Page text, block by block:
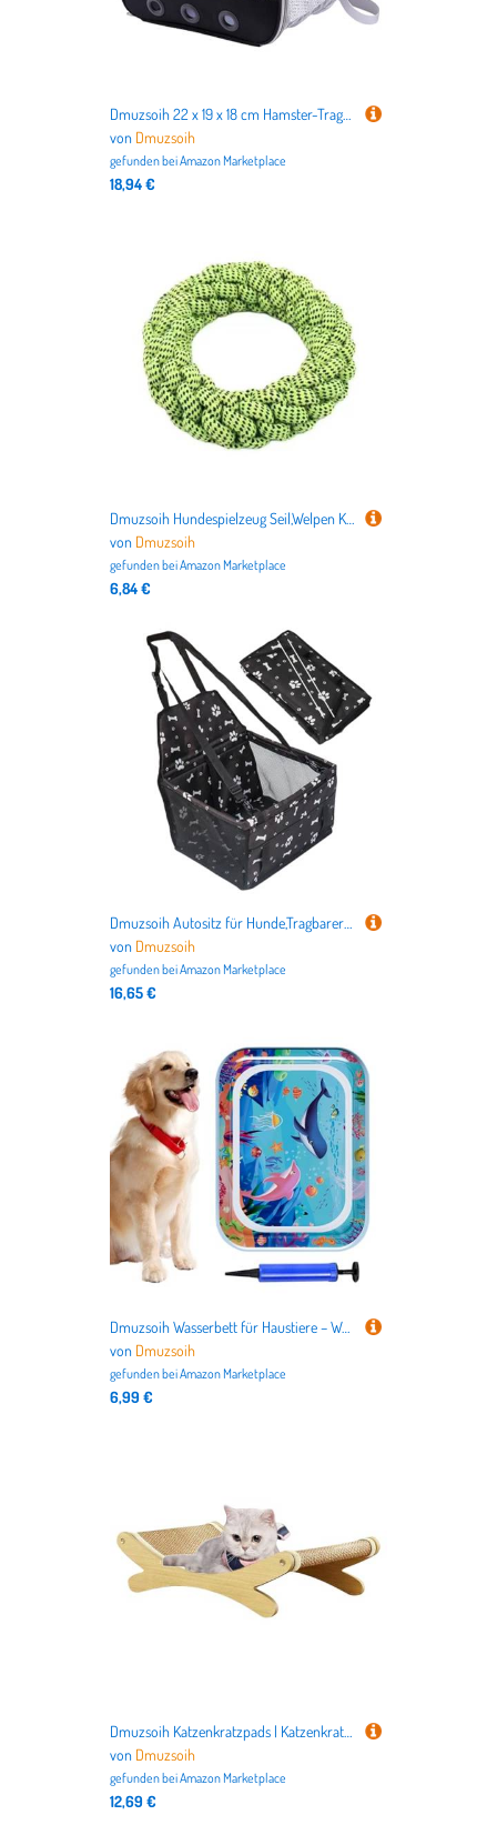
Dmuzsoih 22 x 19 x 18 cm Hamster-Tragetasche, Hamster-Reisetasche, Kleintier-Tragetasche, Haustier-Tragetasche, Outdoor-Kleintier-Tragetasche mit Reißverschluss für Meerschweinchen, Häschen
von Dmuzsoih
gefunden beiAmazon Marketplace
18,94 €
Dmuzsoih Hundespielzeug Seil,Welpen Kauspielzeug - Elastisches leichtes Seil für Training von mittelgroßen und großen Hunden mit starkem
von Dmuzsoih
gefunden beiAmazon Marketplace
6,84 €
Dmuzsoih Autositz für Hunde,Tragbarer Hunde-Autositz mit Befestigung | Für Unterwegs Abenteuer Winter Tierarztbesuche Familienausflüge Park Stadt Sommer
von Dmuzsoih
gefunden beiAmazon Marketplace
16,65 €
Dmuzsoih Wasserbett für Haustiere – Wassersensorische Matte für Haustiere, wasserdicht, schmutzabweisend, Kühlkissen für Kleintiere, Schlafkomfort und Entspannung
von Dmuzsoih
gefunden beiAmazon Marketplace
6,99 €
Dmuzsoih Katzenkratzpads | Katzenkratzbett Kratzbrett - Sisal-Möbelschutz Lounge Stuhl Haustierbedarf für Welpen Bereicherung Indoor Outdoor Couch Teppich Tür Wand Boden
von Dmuzsoih
gefunden beiAmazon Marketplace
12,69 €